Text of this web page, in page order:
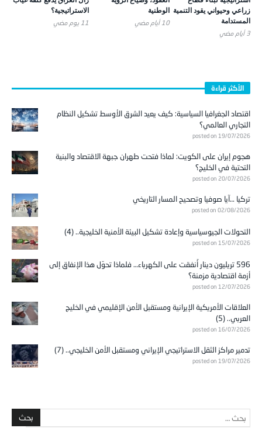
زراعي وحيواني يقود التنمية
المستدامة
3 أيام ‎مضي
الوطنية
10 أيام ‎مضي
الاستراتيجية؟
11 يوم ‎مضي
الأكثر قراءة
اقتصاد الجغرافيا السياسية: كيف يعيد الشرق الأوسط تشكيل النظام
التجاري العالمي؟
posted on 19/07/2026
هجوم إيران على الكويت: لماذا فتحت طهران جبهة الاقتصاد والبنية
التحتية في الخليج؟
posted on 20/07/2026
تركيا …آيا صوفيا وتصحيح المسار التاريخي
posted on 02/08/2026
التحولات الجيوسياسية وإعادة تشكيل البيئة الأمنية الخليجية.. (4)
posted on 15/07/2026
596 تريليون دينار أُنفقت على الكهرباء… فلماذا تحوّل هذا الإنفاق إلى
أزمة اقتصادية مزمنة؟
posted on 12/07/2026
العلاقات الأمريكية الإيرانية ومستقبل الأمن الإقليمي في الخليج
العربي.. (5)
posted on 16/07/2026
تدمير مراكز الثقل الاستراتيجي الإيراني ومستقبل الأمن الخليجي.. (7)
posted on 19/07/2026